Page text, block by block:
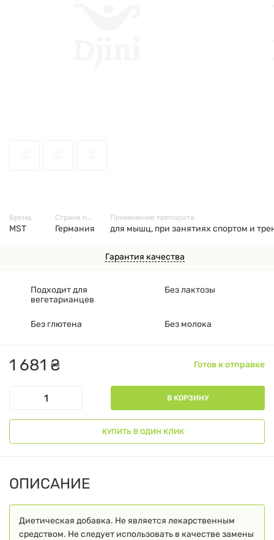
Гарантия качества
1 681 ₴ Готов к отправке
В КОРЗИНУ
КУПИТЬ В ОДИН КЛИК
Подходит для
вегетарианцев
Без лактозы
Без глютена Без молока
Бренд
MST
Страна производитель
Германия
Применение препарата
для мышц, при занятиях спортом и
ОПИСАНИЕ
Диетическая добавка. Не является лекарственным
средством. Не следует использовать в качестве замены